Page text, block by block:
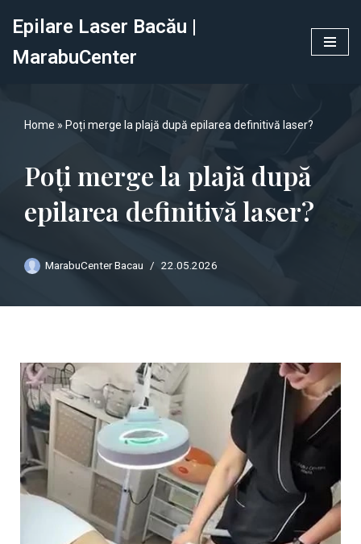
la
Epilare Laser Bacău |
MarabuCenter
Home » Poți merge la plajă după epilarea definitivă laser?
Poți merge la plajă după
epilarea definitivă laser?
MarabuCenter Bacau 22.05.2026